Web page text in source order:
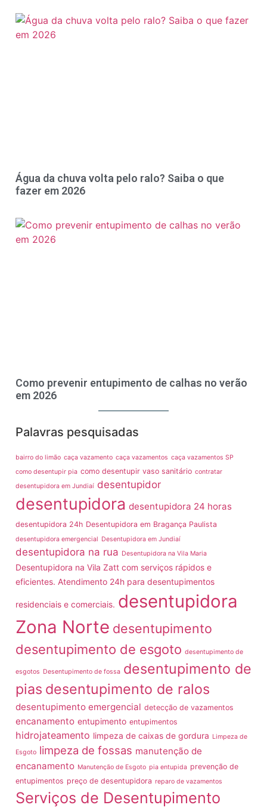
Água da chuva volta pelo ralo? Saiba o que
fazer em 2026
Como prevenir entupimento de calhas no verão
em 2026
Palavras pesquisadas
bairro do limão caça vazamento caça vazamentos caça vazamentos SP
como desentupir pia como desentupir vaso sanitário contratar
desentupidora em Jundiaí desentupidor
desentupidora desentupidora 24 horas
desentupidora 24h Desentupidora em Bragança Paulista
desentupidora emergencial Desentupidora em Jundiaí
desentupidora na rua Desentupidora na Vila Maria
Desentupidora na Vila Zatt com serviços rápidos e
eficientes. Atendimento 24h para desentupimentos
residenciais e comerciais. desentupidora
Zona Norte desentupimento
desentupimento de esgoto desentupimento de
esgotos Desentupimento de fossa desentupimento de
pias desentupimento de ralos
desentupimento emergencial detecção de vazamentos
encanamento entupimento entupimentos
hidrojateamento limpeza de caixas de gordura Limpeza de
Esgoto limpeza de fossas manutenção de
encanamento Manutenção de Esgoto pia entupida prevenção de
entupimentos preço de desentupidora reparo de vazamentos
Serviços de Desentupimento